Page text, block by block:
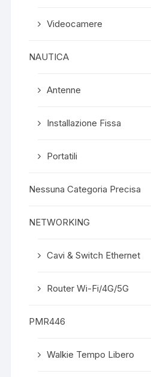
Videocamere
NAUTICA
Antenne
Installazione Fissa
Portatili
Nessuna Categoria Precisa
NETWORKING
Cavi & Switch Ethernet
Router Wi-Fi/4G/5G
PMR446
Walkie Tempo Libero